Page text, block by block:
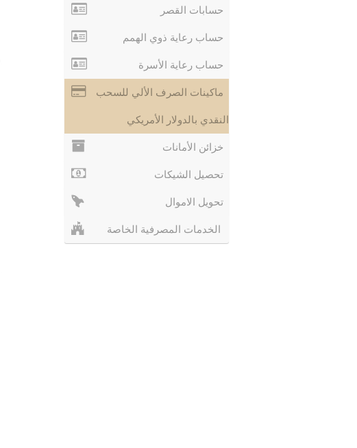
حسابات القصر
حساب رعاية ذوي الهمم
حساب رعاية الأسرة
ماكينات الصرف الألي للسحب
النقدي بالدولار الأمريكي
خزائن الأمانات
تحصيل الشيكات
تحويل الاموال
الخدمات المصرفية الخاصة